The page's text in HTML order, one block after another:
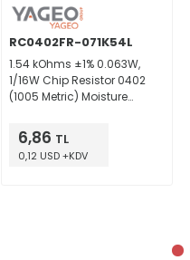
RC0402FR-071K54L
1.54 kOhms ±1% 0.063W,
1/16W Chip Resistor 0402
(1005 Metric) Moisture
6,86 TL
0,12 USD +KDV